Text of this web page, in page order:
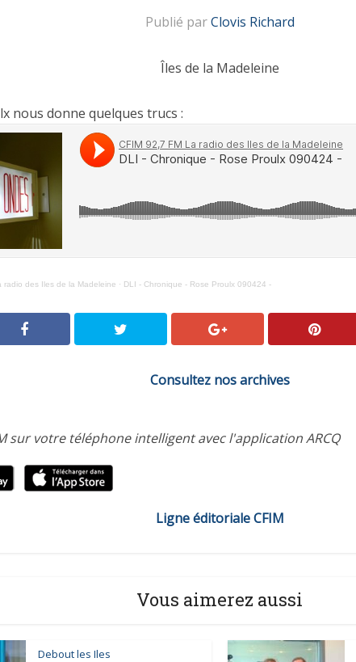
Publié parClovis Richard
Îles de la Madeleine
nous donne quelques trucs :
radio des Iles de la Madeleine · DLI - Chronique - Rose Proulx 090424 -
Consultez nos archives
sur votre téléphone intelligent avec l'application ARCQ
Ligne éditoriale CFIM
Vous aimerez aussi
Debout les Iles